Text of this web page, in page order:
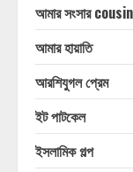
আমার সংসার cousin
আমার হায়াতি
আরশিযুগল প্রেম
ইট পাটকেল
ইসলামিক গল্প